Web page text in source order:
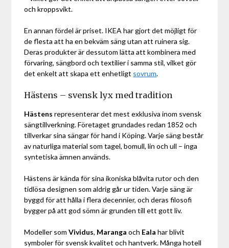
och kroppsvikt.
En annan fördel är priset. IKEA har gjort det möjligt för
de flesta att ha en bekväm säng utan att ruinera sig.
Deras produkter är dessutom lätta att kombinera med
förvaring, sängbord och textilier i samma stil, vilket gör
det enkelt att skapa ett enhetligt sovrum.
Hästens – svensk lyx med tradition
Hästens representerar det mest exklusiva inom svensk
sängtillverkning. Företaget grundades redan 1852 och
tillverkar sina sängar för hand i Köping. Varje säng består
av naturliga material som tagel, bomull, lin och ull – inga
syntetiska ämnen används.
Hästens är kända för sina ikoniska blåvita rutor och den
tidlösa designen som aldrig går ur tiden. Varje säng är
byggd för att hålla i flera decennier, och deras filosofi
bygger på att god sömn är grunden till ett gott liv.
Modeller somVividus, Maranga och Eala har blivit
symboler för svensk kvalitet och hantverk. Många hotell